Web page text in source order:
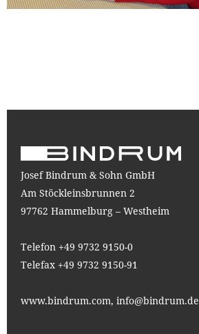
Josef Bindrum & Sohn GmbH
Am Stöckleinsbrunnen 2
97762 Hammelburg – Westheim
Telefon +49 9732 9150-0
Telefax +49 9732 9150-91
www.bindrum.com, info@bindrum.de